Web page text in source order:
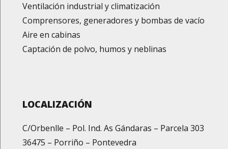
Ventilación industrial y climatización
Comprensores, generadores y bombas de vacío
Aire en cabinas
Captación de polvo, humos y neblinas
LOCALIZACIÓN
C/Orbenlle – Pol. Ind. As Gándaras – Parcela 303
36475 – Porriño – Pontevedra